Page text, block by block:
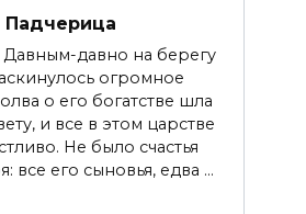
Падчерица
Давным-давно на берегу
огромное
о его богатстве шла
и все в этом царстве
Не было счастья
все его сыновья, едва ...